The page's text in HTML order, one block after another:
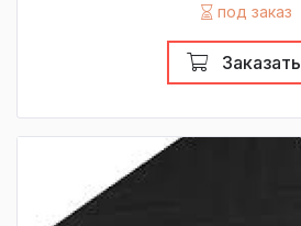
под заказ
Заказать